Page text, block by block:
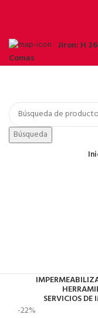
Jiron: H
Comas
Búsqueda
SERVICIOS
-22%